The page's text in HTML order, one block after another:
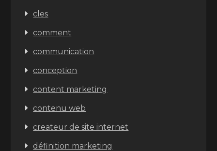
cles
comment
communication
conception
content marketing
contenu web
createur de site internet
définition marketing